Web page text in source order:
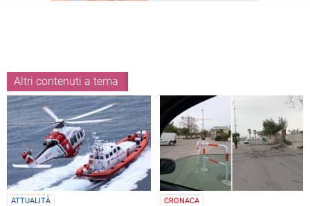
Altri contenuti a tema
ATTUALITÀ CRONACA